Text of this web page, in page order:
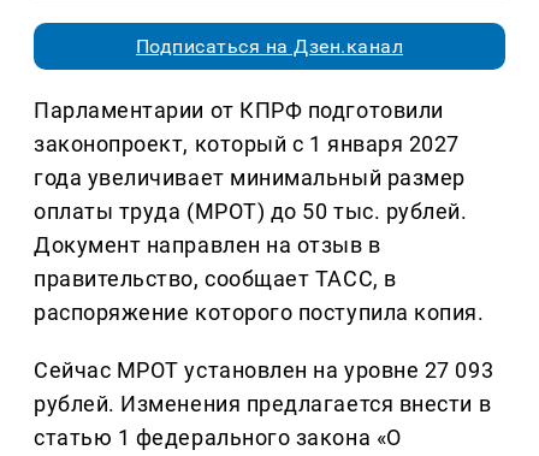
Подписаться на Дзен.канал
Парламентарии от КПРФ подготовили
законопроект, который с 1 января 2027
года увеличивает минимальный размер
оплаты труда (МРОТ) до 50 тыс. рублей.
Документ направлен на отзыв в
правительство, сообщает ТАСС, в
распоряжение которого поступила копия.
Сейчас МРОТ установлен на уровне 27 093
рублей. Изменения предлагается внести в
статью 1 федерального закона «О